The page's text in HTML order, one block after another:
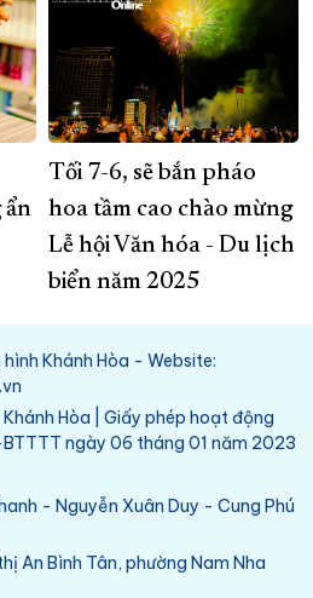
ẩn
Tối 7-6, sẽ bắn pháo
hoa tầm cao chào mừng
Lễ hội Văn hóa - Du lịch
biển năm 2025
Khánh Hòa - Website:
Hòa | Giấy phép hoạt động
ngày 06 tháng 01 năm 2023
- Nguyễn Xuân Duy - Cung Phú
An Bình Tân, phường Nam Nha